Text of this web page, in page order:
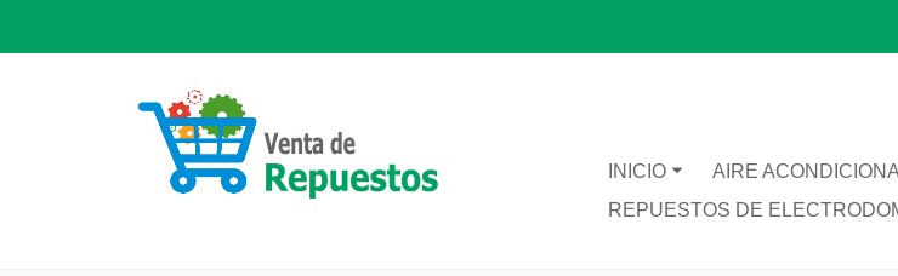
INICIO AIRE
REPUESTOS DE